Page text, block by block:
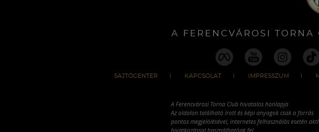
A FERENCVÁROSI
SAJTÓCENTER KAPCSOLAT IMPRESSZUM
A Ferencvárosi Torna Club hivatalos honlapja
Az oldalon található írott és képi anyagok csak a forrás
pontos megjelölésével, internetes felhasználás esetén
hivatkozással használhatóak fel.